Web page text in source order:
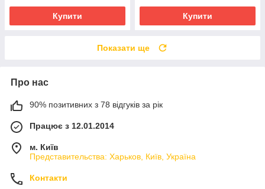
Купити Купити
Показати ще
Про нас
90% позитивних з 78 відгуків за рік
Працює з 12.01.2014
м. Київ
Представительства: Харьков, Київ, Україна
Контакти